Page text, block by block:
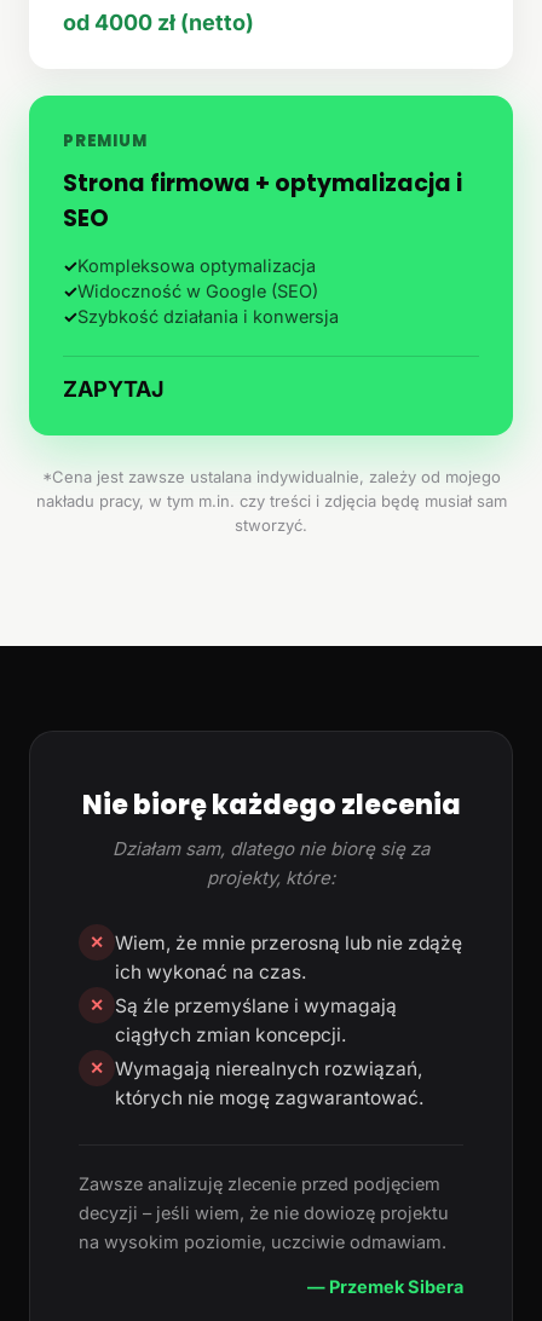
od 4000 zł (netto)
PREMIUM
Strona firmowa + optymalizacja i
SEO
✓Kompleksowa optymalizacja
✓Widoczność w Google (SEO)
✓Szybkość działania i konwersja
ZAPYTAJ
*Cena jest zawsze ustalana indywidualnie, zależy od mojego
nakładu pracy, w tym m.in. czy treści i zdjęcia będę musiał sam
stworzyć.
Nie biorę każdego zlecenia
Działam sam, dlatego nie biorę się za
projekty, które:
✕ Wiem, że mnie przerosną lub nie zdążę
ich wykonać na czas.
✕
Są źle przemyślane i wymagają
ciągłych zmian koncepcji.
✕ Wymagają nierealnych rozwiązań,
których nie mogę zagwarantować.
Zawsze analizuję zlecenie przed podjęciem
decyzji – jeśli wiem, że nie dowiozę projektu
na wysokim poziomie, uczciwie odmawiam.
— Przemek Sibera